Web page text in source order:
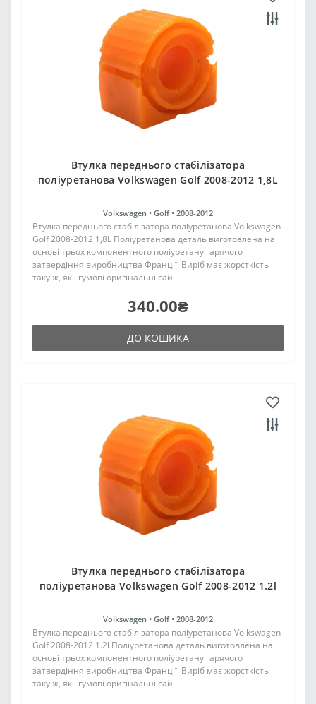
Втулка переднього стабілізатора
поліуретанова Volkswagen Golf 2008-2012 1,8L
Volkswagen • Golf • 2008-2012
Втулка переднього стабілізатора поліуретанова Volkswagen
Golf 2008-2012 1,8L Поліуретанова деталь виготовлена на
основі трьох компонентного поліуретану гарячого
затвердіння виробництва Франції. Виріб має жорсткість
таку ж, як і гумові оригінальні сай..
340.00₴
ДО КОШИКА
Втулка переднього стабілізатора
поліуретанова Volkswagen Golf 2008-2012 1.2l
Volkswagen • Golf • 2008-2012
Втулка переднього стабілізатора поліуретанова Volkswagen
Golf 2008-2012 1.2l Поліуретанова деталь виготовлена на
основі трьох компонентного поліуретану гарячого
затвердіння виробництва Франції. Виріб має жорсткість
таку ж, як і гумові оригінальні сай..